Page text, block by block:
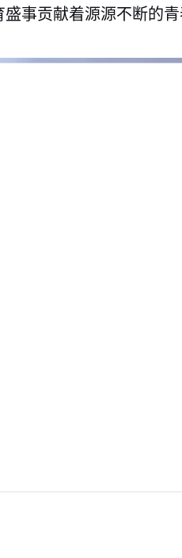
事贡献着源源不断的青